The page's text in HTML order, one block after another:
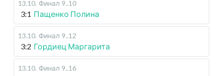
13.10. Финал 9..10
3:1 Пащенко Полина
13.10. Финал 9..12
3:2 Гордиец Маргарита
13.10. Финал 9..16